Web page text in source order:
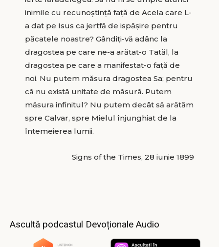
inimile cu recunoştinţă faţă de Acela care L-
a dat pe Isus ca jertfă de ispăşire pentru
păcatele noastre? Gândiţi-vă adânc la
dragostea pe care ne-a arătat-o Tatăl, la
dragostea pe care a manifestat-o faţă de
noi. Nu putem măsura dragostea Sa; pentru
că nu există unitate de măsură. Putem
măsura infinitul? Nu putem decât să arătăm
spre Calvar, spre Mielul înjunghiat de la
întemeierea lumii.
Signs of the Times, 28 iunie 1899
Ascultă podcastul Devoționale Audio